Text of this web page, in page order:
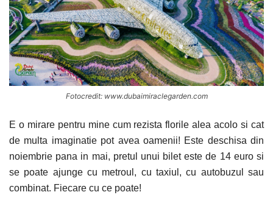
Fotocredit: www.dubaimiraclegarden.com
E o mirare pentru mine cum rezista florile alea acolo si cat
de multa imaginatie pot avea oamenii! Este deschisa din
noiembrie pana in mai, pretul unui bilet este de 14 euro si
se poate ajunge cu metroul, cu taxiul, cu autobuzul sau
combinat. Fiecare cu ce poate!